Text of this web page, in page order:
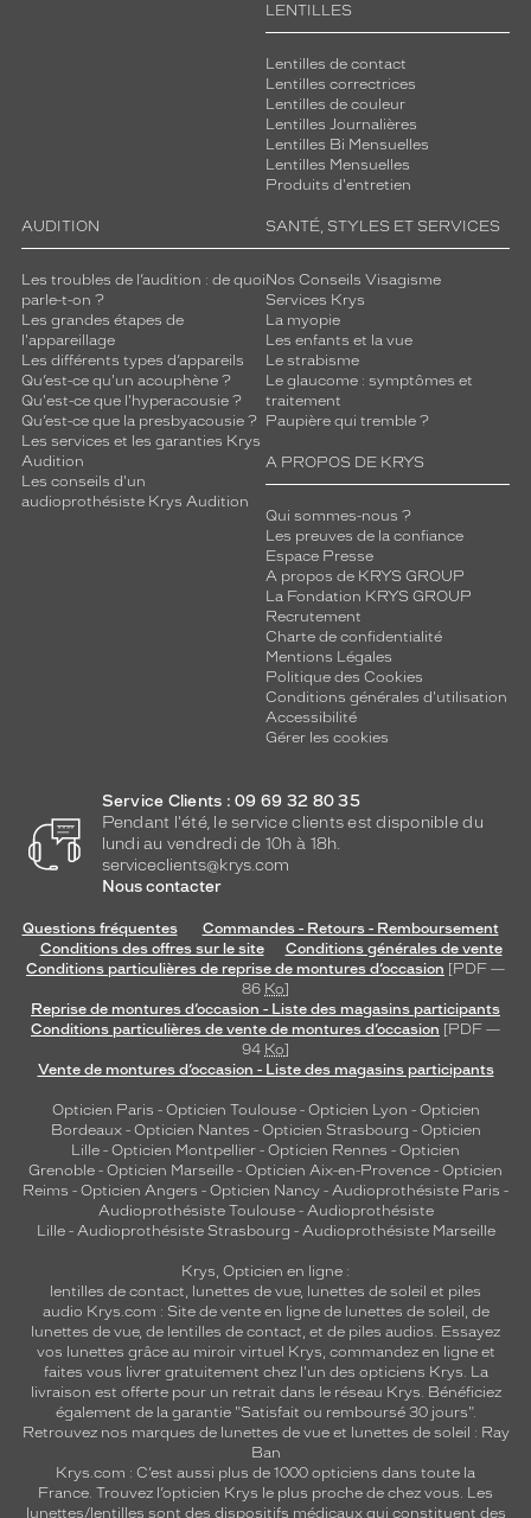
Fournisseur
Luxottica
Marque
Oakley
LENTILLES
Lentilles de contact
Lentilles correctrices
Lentilles de couleur
Lentilles Journalières
Lentilles Bi Mensuelles
Lentilles Mensuelles
Produits d'entretien
AUDITION
Les troubles de l’audition : de quoi
parle-t-on ?
Les grandes étapes de
l'appareillage
Les différents types d’appareils
Qu’est-ce qu'un acouphène ?
Qu'est-ce que l'hyperacousie ?
Qu’est-ce que la presbyacousie ?
Les services et les garanties Krys
Audition
Les conseils d'un
audioprothésiste Krys Audition
SANTÉ, STYLES ET SERVICES
Nos Conseils Visagisme
Services Krys
La myopie
Les enfants et la vue
Le strabisme
Le glaucome : symptômes et
traitement
Paupière qui tremble ?
A PROPOS DE KRYS
Qui sommes-nous ?
Les preuves de la confiance
Espace Presse
A propos de KRYS GROUP
La Fondation KRYS GROUP
Recrutement
Charte de confidentialité
Mentions Légales
Politique des Cookies
Conditions générales d'utilisation
Accessibilité
Gérer les cookies
Service Clients : 09 69 32 80 35
Pendant l'été, le service clients est disponible du
lundi au vendredi de 10h à 18h.
serviceclients@krys.com
Nous contacter
Questions fréquentes
Commandes - Retours - Remboursement
Conditions des offres sur le site
Conditions générales de vente
Conditions particulières de reprise de montures d’occasion [PDF —
86 Ko]
Reprise de montures d’occasion - Liste des magasins participants
Conditions particulières de vente de montures d’occasion [PDF —
94 Ko]
Vente de montures d’occasion - Liste des magasins participants
Opticien Paris - Opticien Toulouse- Opticien Lyon - Opticien
Bordeaux- Opticien Nantes - Opticien Strasbourg - Opticien
Lille - Opticien Montpellier - Opticien Rennes - Opticien
Grenoble - Opticien Marseille - Opticien Aix-en-Provence - Opticien
Reims - Opticien Angers - Opticien Nancy - Audioprothésiste Paris -
Audioprothésiste Toulouse- Audioprothésiste
Lille- Audioprothésiste Strasbourg - Audioprothésiste Marseille
Krys, Opticien en ligne :
lentilles de contact, lunettes de vue, lunettes de soleil et piles
audio Krys.com : Site de vente en ligne de lunettes de soleil, de
lunettes de vue, de lentilles de contact, et de piles audios. Essayez
vos lunettes grâce au miroir virtuel Krys, commandez en ligne et
faites vous livrer gratuitement chez l'un des opticiens Krys. La
livraison est offerte pour un retrait dans le réseau Krys. Bénéficiez
également de la garantie "Satisfait ou remboursé 30 jours".
Retrouvez nos marques de lunettes de vue et lunettes de soleil : Ray
Ban
Krys.com : C’est aussi plus de 1000 opticiens dans toute la
France. Trouvez l’opticien Krys le plus proche de chez vous. Les
lunettes/lentilles sont des dispositifs médicaux qui constituent des